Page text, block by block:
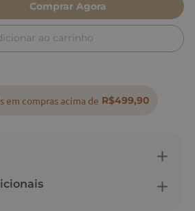
Comprar Agora
ao carrinho
em compras acima de R$499,90